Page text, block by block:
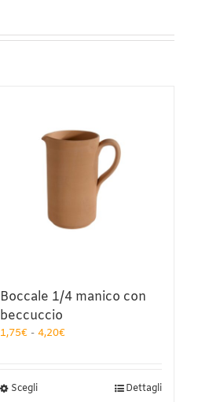
Boccale 1/4 manico con
beccuccio
1,75€ - 4,20€
ScegliQuesto
Dettagli